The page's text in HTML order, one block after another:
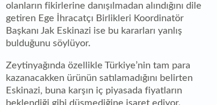
olanların fikirlerine danışılmadan alındığını dile
getiren Ege İhracatçı Birlikleri Koordinatör
Başkanı Jak Eskinazi ise bu kararları yanlış
bulduğunu söylüyor.
Zeytinyağında özellikle Türkiye’nin tam para
kazanacakken ürünün satılamadığını belirten
Eskinazi, buna karşın iç piyasada fiyatların
beklendiği gibi düşmediğine işaret ediyor.